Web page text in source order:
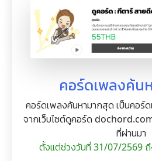
คอร์ดเพลงค้น
คอร์ดเพลงค้นหามากสุด เป็นคอร์
จากเว็บไซต์ดูคอร์ด
ที่ผ่านมา
ตั้งแต่ช่วงวันที่ 31/07/2569